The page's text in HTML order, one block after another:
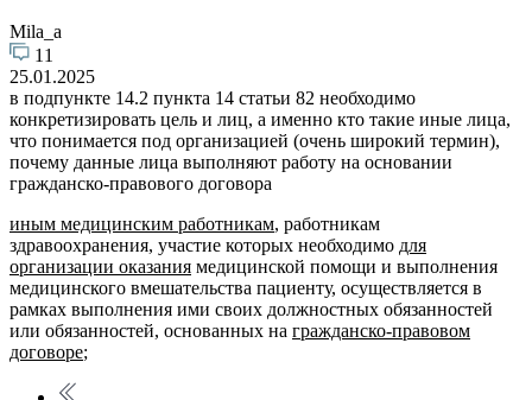
Mila_a
11
25.01.2025
в подпункте 14.2 пункта 14 статьи 82 необходимо
конкретизировать цель и лиц, а именно кто такие иные лица,
что понимается под организацией (очень широкий термин),
почему данные лица выполняют работу на основании
гражданско-правового договора
иным медицинским работникам, работникам
здравоохранения, участие которых необходимо для
организации оказания медицинской помощи и выполнения
медицинского вмешательства пациенту, осуществляется в
рамках выполнения ими своих должностных обязанностей
или обязанностей, основанных на гражданско-правовом
договоре;